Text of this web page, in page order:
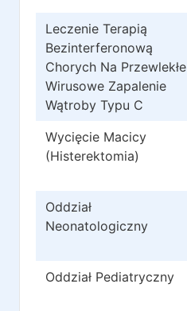
Leczenie Terapią
Bezinterferonową
Chorych Na Przewlekłe
Wirusowe Zapalenie
Wątroby Typu C
Wycięcie Macicy
(Histerektomia)
Oddział
Neonatologiczny
Oddział Pediatryczny